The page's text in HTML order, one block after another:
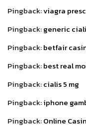
Pingback:viagra
Pingback:generic
Pingback:betfair
Pingback:best real
Pingback:cialis 5 mg
Pingback:iphone
Pingback:Online